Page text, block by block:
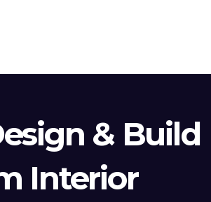
& Build
Interior